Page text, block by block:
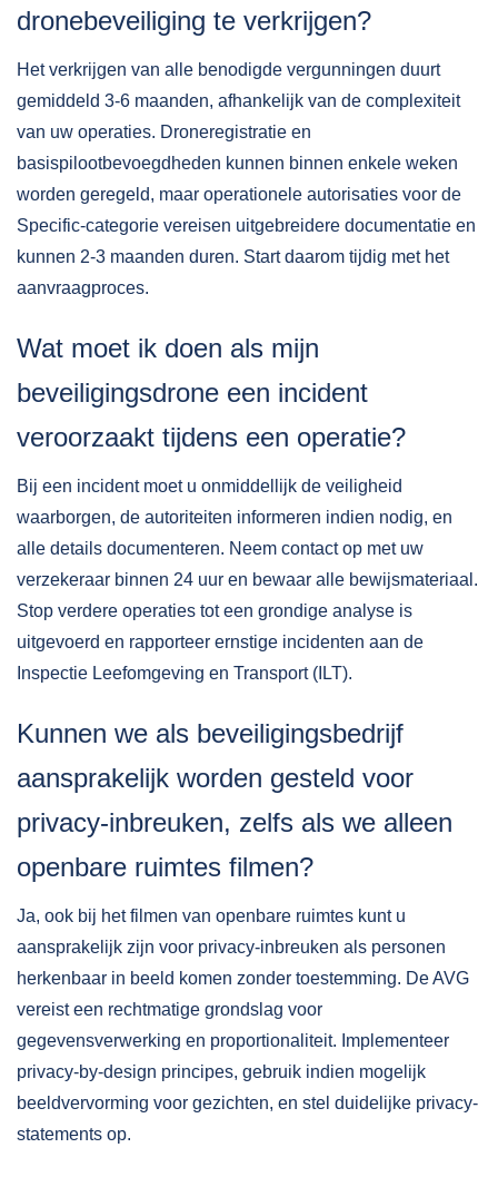
dronebeveiliging te verkrijgen?
Het verkrijgen van alle benodigde vergunningen duurt
gemiddeld 3-6 maanden, afhankelijk van de complexiteit
van uw operaties. Droneregistratie en
basispilootbevoegdheden kunnen binnen enkele weken
worden geregeld, maar operationele autorisaties voor de
Specific-categorie vereisen uitgebreidere documentatie en
kunnen 2-3 maanden duren. Start daarom tijdig met het
aanvraagproces.
Wat moet ik doen als mijn
beveiligingsdrone een incident
veroorzaakt tijdens een operatie?
Bij een incident moet u onmiddellijk de veiligheid
waarborgen, de autoriteiten informeren indien nodig, en
alle details documenteren. Neem contact op met uw
verzekeraar binnen 24 uur en bewaar alle bewijsmateriaal.
Stop verdere operaties tot een grondige analyse is
uitgevoerd en rapporteer ernstige incidenten aan de
Inspectie Leefomgeving en Transport (ILT).
Kunnen we als beveiligingsbedrijf
aansprakelijk worden gesteld voor
privacy-inbreuken, zelfs als we alleen
openbare ruimtes filmen?
Ja, ook bij het filmen van openbare ruimtes kunt u
aansprakelijk zijn voor privacy-inbreuken als personen
herkenbaar in beeld komen zonder toestemming. De AVG
vereist een rechtmatige grondslag voor
gegevensverwerking en proportionaliteit. Implementeer
privacy-by-design principes, gebruik indien mogelijk
beeldvervorming voor gezichten, en stel duidelijke privacy-
statements op.